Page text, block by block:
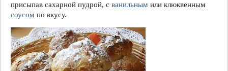
присыпав сахарной пудрой, с ванильным или клюквенным
соусом по вкусу.